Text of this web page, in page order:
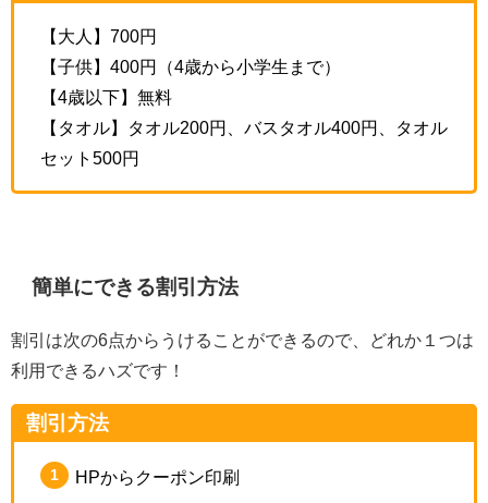
【大人】700円
【子供】400円（4歳から小学生まで）
【4歳以下】無料
【タオル】タオル200円、バスタオル400円、タオル
セット500円
簡単にできる割引方法
割引は次の6点からうけることができるので、どれか１つは
利用できるハズです！
割引方法
HPからクーポン印刷